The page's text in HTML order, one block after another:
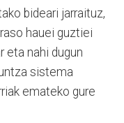
bideari jarraituz,
hauei guztiei
eta nahi dugun
sistema
emateko gure